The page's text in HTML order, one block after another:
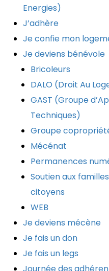
Energies)
J’adhère
Je confie mon
Je deviens bénévole
Bricoleurs
DALO (Droit Au
GAST (Groupe
Techniques)
Groupe
Mécénat
Permanences
Soutien aux
citoyens
WEB
Je deviens mécène
Je fais un don
Je fais un legs